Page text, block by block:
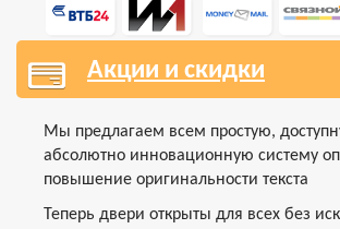
Акции и скидки
Мы предлагаем всем простую,
абсолютно инновационную систему
повышение оригинальности текста
Теперь двери открыты для всех без